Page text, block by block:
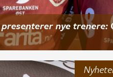
nye trenere: